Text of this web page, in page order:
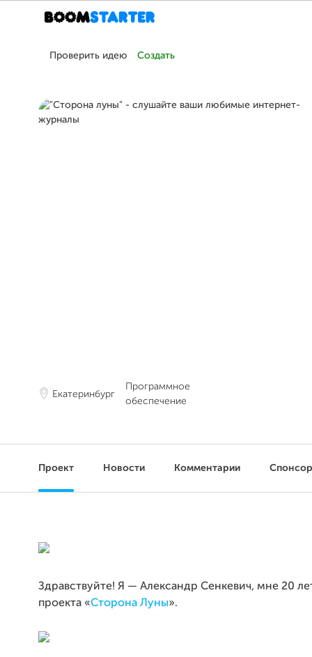
Проверить идею Создать
Екатеринбург
Программное
обеспечение
Проект Новости Комментарии
Здравствуйте! Я — Александр Сенкевич, мне 20
проекта «Сторона Луны».